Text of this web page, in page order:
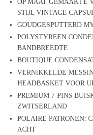
OP MAAT GEMAAKTE
STIJL VINTAGE
GOUDGESPUTTERD
POLYSTYREEN
BANDBREEDTE
BOUTIQUE
VERNIKKELDE
HEADBASKET VOOR
PREMIUM 7-PINS
ZWITSERLAND
POLAIRE PATRONEN:
ACHT